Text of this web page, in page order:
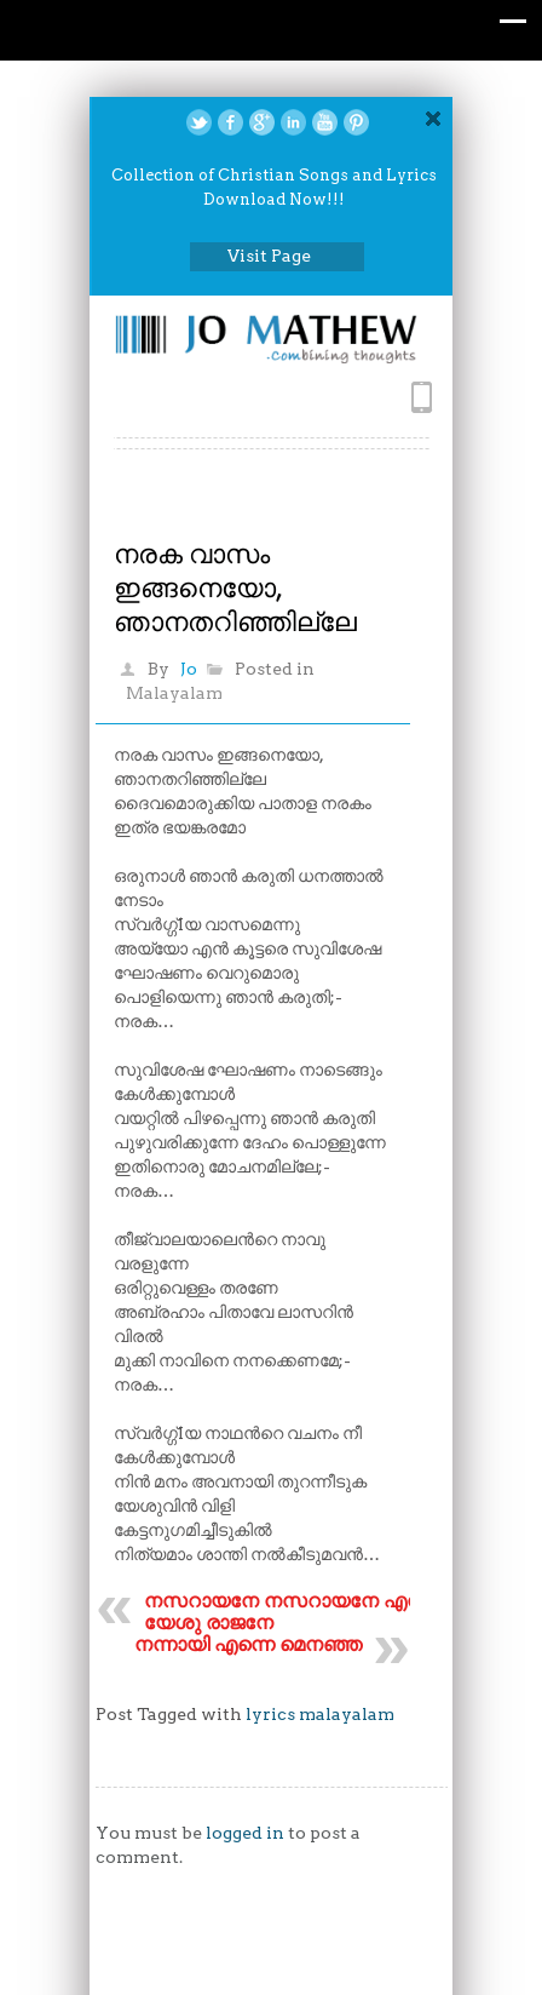
Collection of Christian Songs and Lyrics
Download Now!!!
Visit Page
നരക വാസം
ഇങ്ങനെയോ,
ഞാനതറിഞ്ഞില്ലേ
By Jo
Posted in
Malayalam
നരക വാസം ഇങ്ങനെയോ,
ഞാനതറിഞ്ഞില്ലേ
ദൈവമൊരുക്കിയ പാതാള നരകം
ഇത്ര ഭയങ്കരമോ
ഒരുനാൾ ഞാൻ കരുതി ധനത്താൽ
നേടാം
സ്വർഗ്ഗ്Iയ വാസമെന്നു
അയ്യോ എൻ കൂട്ടരെ സുവിശേഷ
ഘോഷണം വെറുമൊരു
പൊളിയെന്നു ഞാൻ കരുതി;-
നരക…
സുവിശേഷ ഘോഷണം നാടെങ്ങും
കേൾക്കുമ്പോൾ
വയറ്റിൽ പിഴപ്പെന്നു ഞാൻ കരുതി
പുഴുവരിക്കുന്നേ ദേഹം പൊള്ളുന്നേ
ഇതിനൊരു മോചനമില്ലേ;-
നരക…
തീജ്വാലയാലെന്‍റെ നാവു
വരളുന്നേ
ഒരിറ്റുവെള്ളം തരണേ
അബ്രഹാം പിതാവേ ലാസറിൻ
വിരൽ
മുക്കി നാവിനെ നനക്കെണമേ;-
നരക…
സ്വർഗ്ഗ്Iയ നാഥന്‍റെ വചനം നീ
കേൾക്കുമ്പോൾ
നിൻ മനം അവനായി തുറന്നീടുക
യേശുവിൻ വിളി
കേട്ടനുഗമിച്ചീടുകിൽ
നിത്യമാം ശാന്തി നൽകീടുമവൻ…
നസറായനേ നസറായനേ എൻ
യേശു രാജനേ
നന്നായി എന്നെ മെനഞ്ഞ
Post Tagged with lyrics malayalam
You must be logged in to post a
comment.